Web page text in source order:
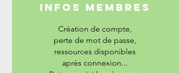
Infos membres
Création de compte,
perte de mot de passe,
ressources disponibles
après connexion...